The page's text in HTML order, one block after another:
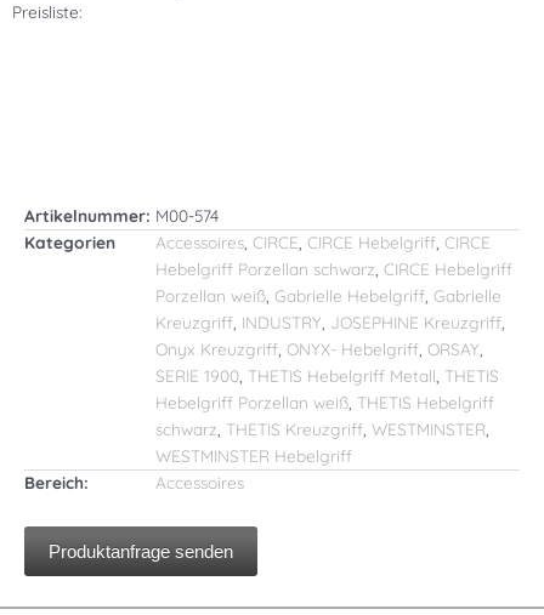
Preisliste:
Artikelnummer: M00-574
Kategorien
Accessoires CIRCE CIRCE Hebelgriff CIRCE
Hebelgriff Porzellan schwarz CIRCE Hebelgriff
Porzellan weiß Gabrielle Hebelgriff Gabrielle
Kreuzgriff INDUSTRY JOSEPHINE Kreuzgriff
Onyx Kreuzgriff ONYX- Hebelgriff ORSAY
SERIE 1900 THETIS Hebelgriff Metall THETIS
Hebelgriff Porzellan weiß THETIS Hebelgriff
schwarz THETIS Kreuzgriff WESTMINSTER
WESTMINSTER Hebelgriff
Bereich:
Accessoires
Produktanfrage senden